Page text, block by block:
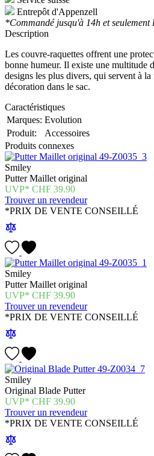
Entrepôt d'Appenzell
*Commandé jusqu'à 14h et seulement
Description
Les couvre-raquettes offrent une
bonne humeur. Il existe une multitude
designs les plus divers, qui servent à
décoration dans le sac.
Caractéristiques
Marques: Evolution
Produit:
Accessoires
Produits connexes
Smiley
Putter Maillet original
CHF 39.90
Trouver un revendeur
*PRIX DE VENTE CONSEILLÉ
Smiley
Putter Maillet original
CHF 39.90
Trouver un revendeur
*PRIX DE VENTE CONSEILLÉ
Smiley
Original Blade Putter
CHF 39.90
Trouver un revendeur
*PRIX DE VENTE CONSEILLÉ